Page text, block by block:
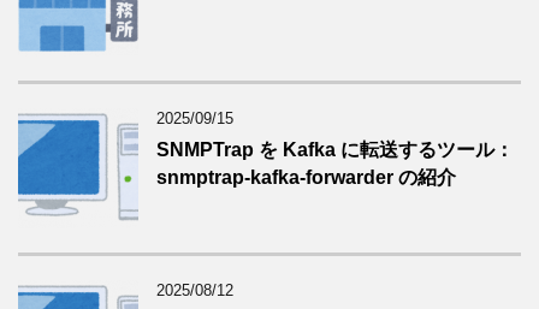
2025/09/15
SNMPTrap を Kafka に転送するツール：
snmptrap-kafka-forwarder の紹介
2025/08/12